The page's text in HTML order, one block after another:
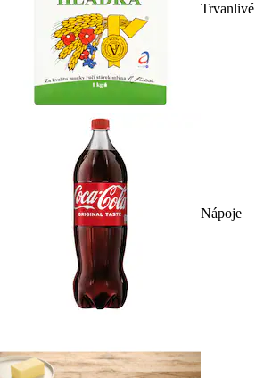
Trvanlivé
Nápoje